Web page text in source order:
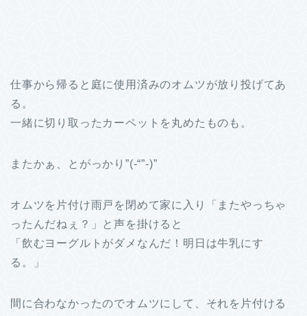
仕事から帰ると庭に使用済みのオムツが放り投げてあ
る。
一緒に切り取ったカーペットを丸めたものも。
またかぁ、とがっかり”(-“”-)”
オムツを片付け雨戸を閉めて家に入り「またやっちゃ
ったんだねぇ？」と声を掛けると
「飲むヨーグルトがダメなんだ！明日は牛乳にす
る。」
間に合わなかったのでオムツにして、それを片付ける